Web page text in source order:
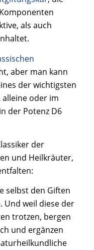
als auch
aber man kann
der wichtigsten
alleine oder im
der Potenz D6
der
und Heilkräuter,
selbst den Giften
Und weil diese der
trotzen, bergen
und ergänzen